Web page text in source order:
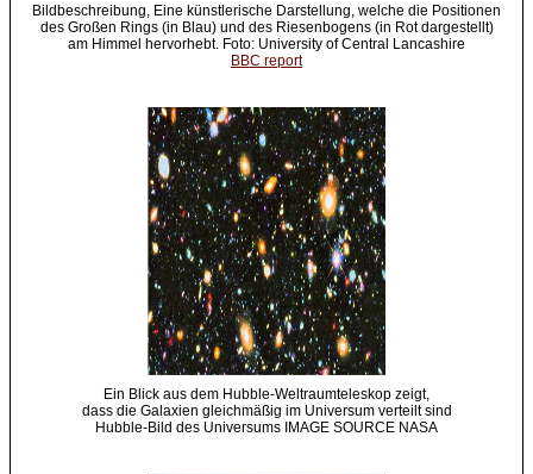
Bildbeschreibung, Eine künstlerische Darstellung, welche die Positionen
des Großen Rings (in Blau) und des Riesenbogens (in Rot dargestellt)
am Himmel hervorhebt. Foto: University of Central Lancashire
BBC report
Ein Blick aus dem Hubble-Weltraumteleskop zeigt,
dass die Galaxien gleichmäßig im Universum verteilt sind
Hubble-Bild des Universums IMAGE SOURCE NASA